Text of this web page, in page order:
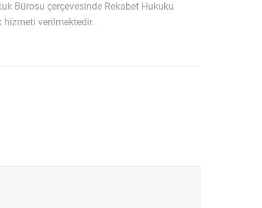
Bürosu çerçevesinde Rekabet Hukuku
hizmeti verilmektedir.